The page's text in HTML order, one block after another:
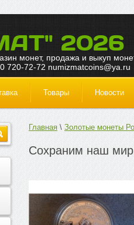
2026
монет, продажа и выкуп
720-72-72 numizmatcoins@ya.ru
Товары Новости
Главная Золотые монеты
Сохраним наш